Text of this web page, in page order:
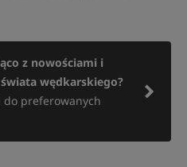
z nowościami i
wędkarskiego?
do preferowanych